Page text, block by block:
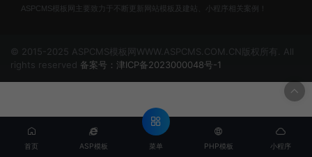
ASPCMS模板网主要致力于不断更新网站模板及建站、小程序相关案例！
© 2015-2025 ASPCMS模板网WWW.ASPCMS.COM.CN版权所有. All
rights reserved 备案号：津ICP备2023000048号-1
首页 ASP模板 菜单 PHP模板 小程序